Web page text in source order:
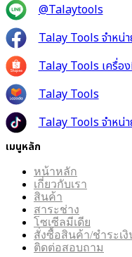
@Talaytools
Talay Tools จำหน่
Talay Tools เครื่อ
Talay Tools
Talay Tools จำหน่
เมนูหลัก
หน้าหลัก
เกี่ยวกับเรา
สินค้า
สาระช่าง
โซเซีลมีเดีย
สั่งซื้อสินค้า/ชำระเงิ
ติดต่อสอบถาม